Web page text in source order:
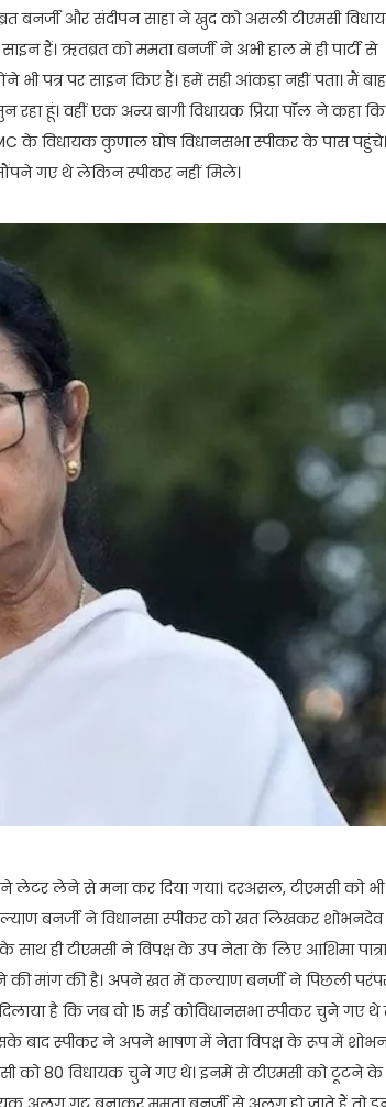
बनर्जी और संदीपन साहा ने खुद को असली टीएमसी
हैं। ऋतब्रत को ममता बनर्जी ने अभी हाल में ही पार्टी से
भी पत्र पर साइन किए हैं। हमें सही आंकड़ा नहीं पता। मैं
हूं। वहीं एक अन्य बागी विधायक प्रिया पॉल ने कहा
के विधायक कुणाल घोष विधानसभा स्पीकर के पास
गए थे लेकिन स्पीकर नहीं मिले।
लेटर लेने से मना कर दिया गया। दरअसल, टीएमसी को भी
बनर्जी ने विधानसा स्पीकर को खत लिखकर शोभनदेव
साथ ही टीएमसी ने विपक्ष के उप नेता के लिए आशिमा
मांग की है। अपने खत में कल्याण बनर्जी ने पिछली
है कि जब वो 15 मई कोविधानसभा स्पीकर चुने गए थे
बाद स्पीकर ने अपने भाषण में नेता विपक्ष के रूप में
को 80 विधायक चुने गए थे। इनमें से टीएमसी को टूटने के